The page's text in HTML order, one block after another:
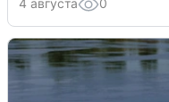
4 августа 0